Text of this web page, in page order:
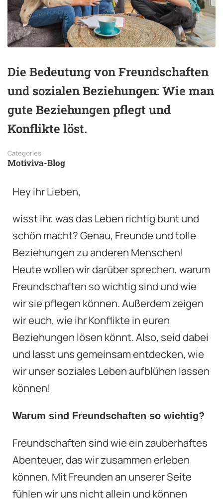
Die Bedeutung von Freundschaften
und sozialen Beziehungen: Wie man
gute Beziehungen pflegt und
Konflikte löst.
Categories
Motiviva-Blog
Hey ihr Lieben,
wisst ihr, was das Leben richtig bunt und
schön macht? Genau, Freunde und tolle
Beziehungen zu anderen Menschen!
Heute wollen wir darüber sprechen, warum
Freundschaften so wichtig sind und wie
wir sie pflegen können. Außerdem zeigen
wir euch, wie ihr Konflikte in euren
Beziehungen lösen könnt. Also, seid dabei
und lasst uns gemeinsam entdecken, wie
wir unser soziales Leben aufblühen lassen
können!
Warum sind Freundschaften so wichtig?
Freundschaften sind wie ein zauberhaftes
Abenteuer, das wir zusammen erleben
können. Mit Freunden an unserer Seite
fühlen wir uns nicht allein und können